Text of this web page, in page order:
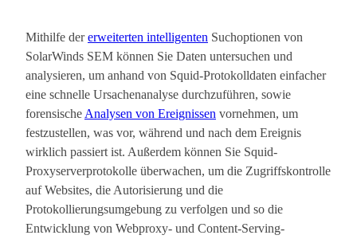
Mithilfe dererweiterten intelligenten Suchoptionen von
SolarWinds SEM können Sie Daten untersuchen und
analysieren, um anhand von Squid-Protokolldaten einfacher
eine schnelle Ursachenanalyse durchzuführen, sowie
forensische Analysen von Ereignissen vornehmen, um
festzustellen, was vor, während und nach dem Ereignis
wirklich passiert ist. Außerdem können Sie Squid-
Proxyserverprotokolle überwachen, um die Zugriffskontrolle
auf Websites, die Autorisierung und die
Protokollierungsumgebung zu verfolgen und so die
Entwicklung von Webproxy- und Content-Serving-